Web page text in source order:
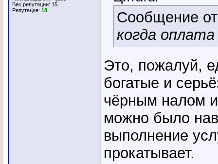
Вес репутации: 15
Репутация: 18
Сообщение
когда
Это, пожалуй,
богатые и
чёрным налом
можно было
выполнение
прокатывает.